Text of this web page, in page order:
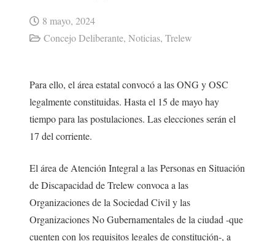
8 mayo, 2024
Concejo Deliberante, Noticias, Trelew
Para ello, el área estatal convocó a las ONG y OSC
legalmente constituidas. Hasta el 15 de mayo hay
tiempo para las postulaciones. Las elecciones serán el
17 del corriente.
El área de Atención Integral a las Personas en Situación
de Discapacidad de Trelew convoca a las
Organizaciones de la Sociedad Civil y las
Organizaciones No Gubernamentales de la ciudad -que
cuenten con los requisitos legales de constitución-, a